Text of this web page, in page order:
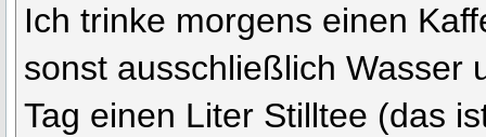
Ich trinke morgens einen
sonst ausschließlich Wasser
Tag einen Liter Stilltee (das